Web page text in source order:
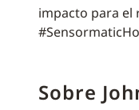
impacto para el
Sobre